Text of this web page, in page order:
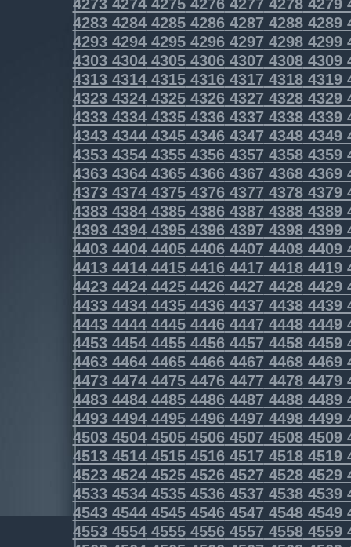
4283428442854286428742884289
4293429442954296429742984299
4303430443054306430743084309
4313431443154316431743184319
4323432443254326432743284329
4333433443354336433743384339
4343434443454346434743484349
4353435443554356435743584359
4363436443654366436743684369
4373437443754376437743784379
4383438443854386438743884389
4393439443954396439743984399
4403440444054406440744084409
4413441444154416441744184419
4423442444254426442744284429
4433443444354436443744384439
4443444444454446444744484449
4453445444554456445744584459
4463446444654466446744684469
4473447444754476447744784479
4483448444854486448744884489
4493449444954496449744984499
4503450445054506450745084509
4513451445154516451745184519
4523452445254526452745284529
4533453445354536453745384539
4543454445454546454745484549
4553455445554556455745584559